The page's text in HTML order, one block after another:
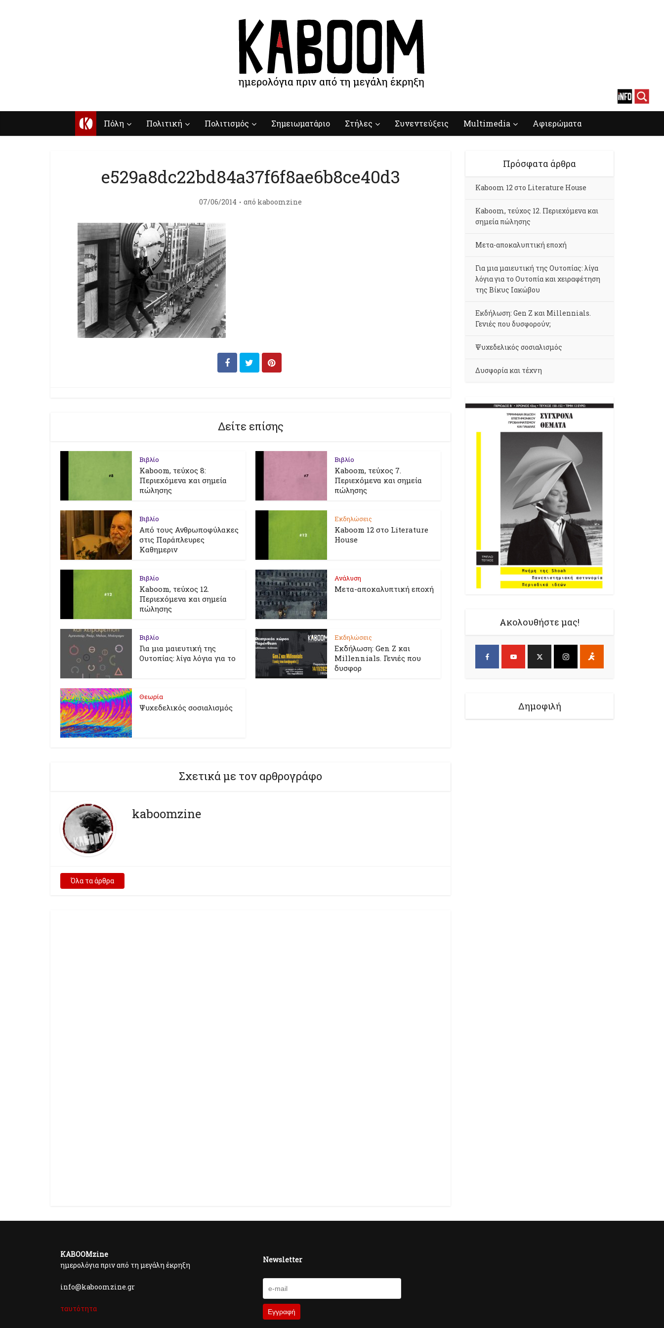
Κ Πόλη Πολιτική Πολιτισμός Σημειωματάριο Στήλες Συνεντεύξεις Multimedia Αφιερώματα
e529a8dc22bd84a37f6f8ae6b8ce40d3
07/06/2014 από kaboomzine
Δείτε επίσης
Βιβλίο
Kaboom, τεύχος 8:
Περιεχόμενα και σημεία
πώλησης
Βιβλίο
Kaboom, τεύχος 7.
Περιεχόμενα και σημεία
πώλησης
Βιβλίο
Από τους Ανθρωποφύλακες
στις Παράπλευρες
Καθημεριν
Εκδηλώσεις
Kaboom 12 στο Literature
House
Βιβλίο
Kaboom, τεύχος 12.
Περιεχόμενα και σημεία
πώλησης
Ανάλυση
Μετα-αποκαλυπτική εποχή
Βιβλίο
Για μια μαιευτική της
Ουτοπίας: λίγα λόγια για το
Εκδηλώσεις
Εκδήλωση: Gen Z και
Millennials. Γενιές που
δυσφορ
Θεωρία
Ψυχεδελικός σοσιαλισμός
Σχετικά με τον αρθρογράφο
kaboomzine
Όλα τα άρθρα
Πρόσφατα άρθρα
Kaboom 12 στο Literature House
Kaboom, τεύχος 12. Περιεχόμενα και
σημεία πώλησης
Μετα-αποκαλυπτική εποχή
Για μια μαιευτική της Ουτοπίας: λίγα
λόγια για το Ουτοπία και χειραφέτηση
της Βίκυς Ιακώβου
Εκδήλωση: Gen Z και Millennials.
Γενιές που δυσφορούν;
Ψυχεδελικός σοσιαλισμός
Δυσφορία και τέχνη
Ακολουθήστε μας!
Δημοφιλή
KABOOMzine
ημερολόγια πριν από τη μεγάλη έκρηξη
info@kaboomzine.gr
ταυτότητα
Newsletter